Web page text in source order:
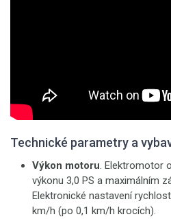
Technické parametry a
Výkon motoru. Elektromotor
výkonu 3,0 PS a maximálním
Elektronické nastavení
km/h (po 0,1 km/h krocích).